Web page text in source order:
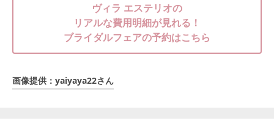
ヴィラ エステリオの
リアルな費用明細が見れる！
ブライダルフェアの予約はこちら
画像提供：yaiyaya22さん